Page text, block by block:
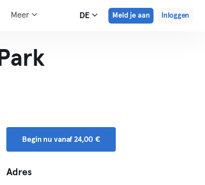
Meer DE Meld je aan Inloggen
Begin nu vanaf 24,00 €
Adres